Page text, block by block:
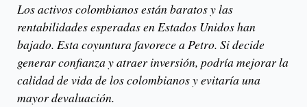
Los activos colombianos están baratos y las
rentabilidades esperadas en Estados Unidos han
bajado. Esta coyuntura favorece a Petro. Si decide
generar confianza y atraer inversión, podría mejorar la
calidad de vida de los colombianos y evitaría una
mayor devaluación.